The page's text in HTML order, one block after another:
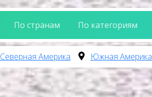
По странам По категориям
Северная Америка Южная Америка